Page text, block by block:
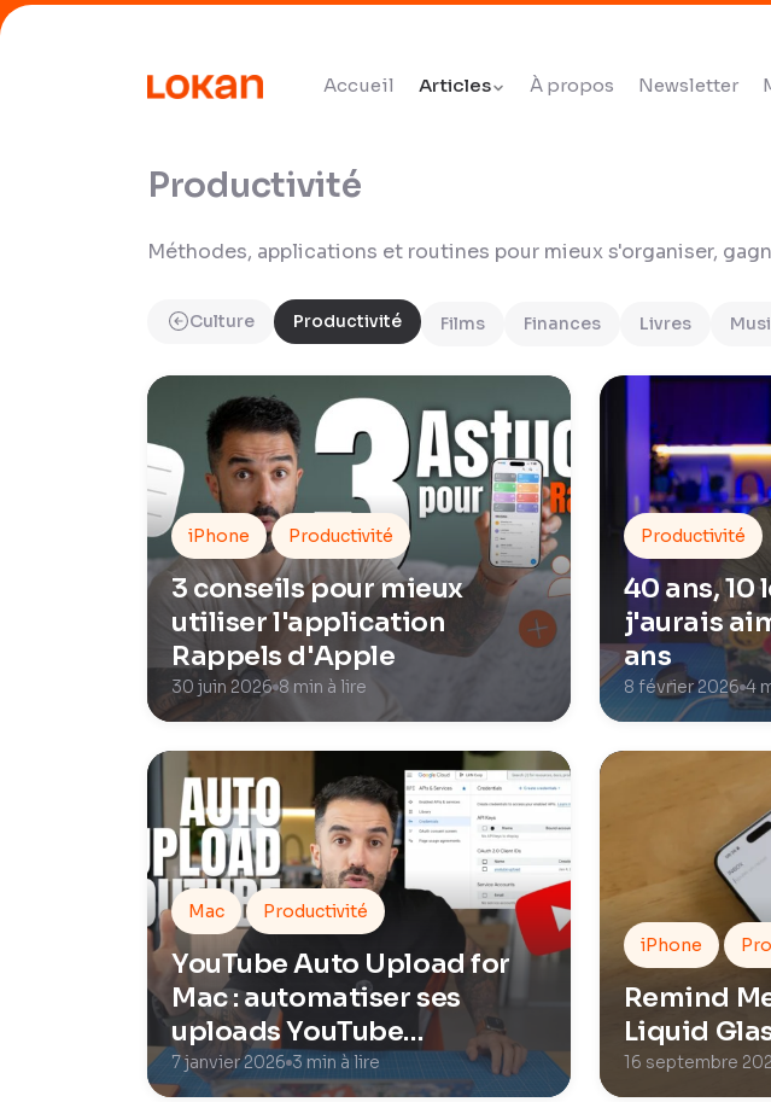
Accueil Articles À propos Newsletter
Productivité
Méthodes, applications et routines pour mieux s'organiser,
Culture Productivité Films Finances Livres
iPhone Productivité
3 conseils pour mieux
utiliser l'application
Rappels d'Apple
30 juin 2026 8 min à lire
Productivité
40 ans, 10
j'aurais
ans
8 février 2026 4
Mac Productivité
YouTube Auto Upload for
Mac : automatiser ses
uploads YouTube
proprement sur macOS
7 janvier 2026 3 min à lire
iPhone
Remind
Liquid
16 septembre